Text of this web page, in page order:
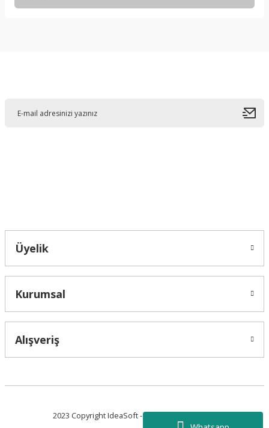
Üyelik
Kurumsal
Alışveriş
2023 Copyright IdeaSoft - Tüm Hakları Saklıdır.